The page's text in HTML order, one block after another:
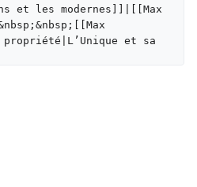
et les modernes]]|[[Max
et sa